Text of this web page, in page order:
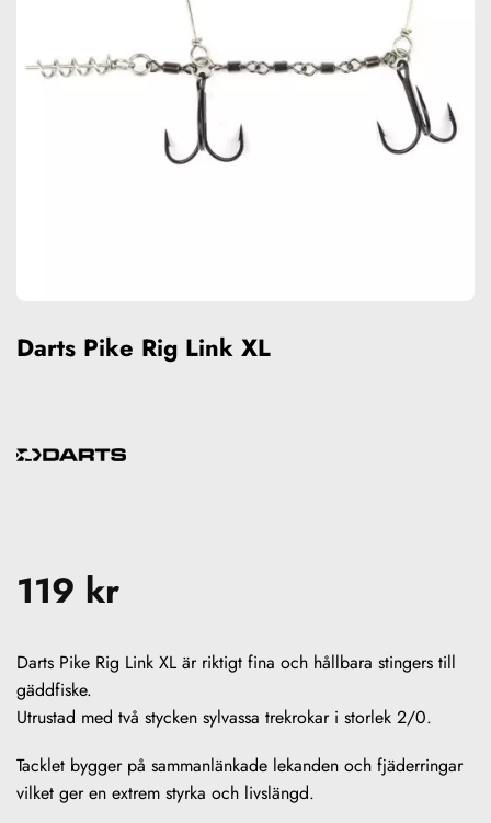
Darts Pike Rig Link XL
119 kr
Darts Pike Rig Link XL är riktigt fina och hållbara stingers till
gäddfiske.
Utrustad med två stycken sylvassa trekrokar i storlek 2/0.
Tacklet bygger på sammanlänkade lekanden och fjäderringar
vilket ger en extrem styrka och livslängd.